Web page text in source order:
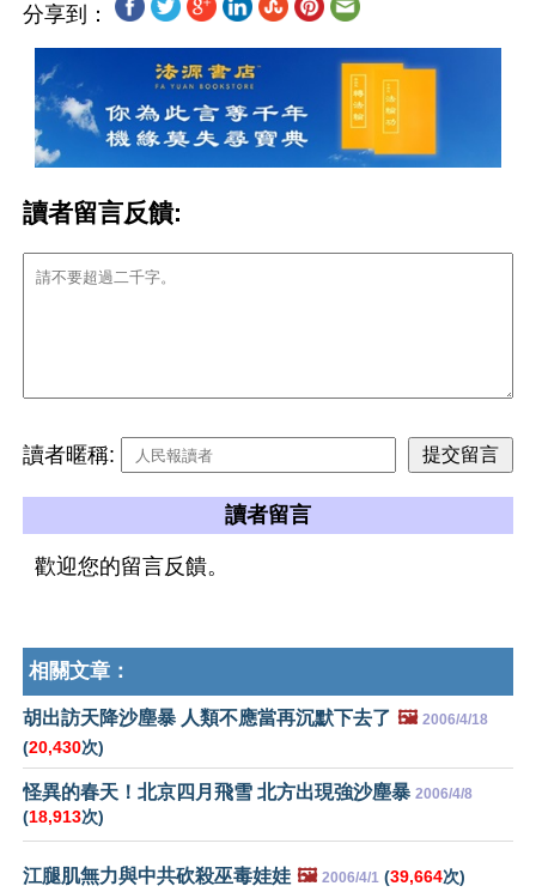
分享到：
讀者留言反饋:
讀者暱稱:
讀者留言
歡迎您的留言反饋。
相關文章：
胡出訪天降沙塵暴 人類不應當再沉默下去了 🖼️ 2006/4/18
(20,430次)
怪異的春天！北京四月飛雪 北方出現強沙塵暴 2006/4/8
(18,913次)
江腿肌無力與中共砍殺巫毒娃娃 🖼️ 2006/4/1 (39,664次)